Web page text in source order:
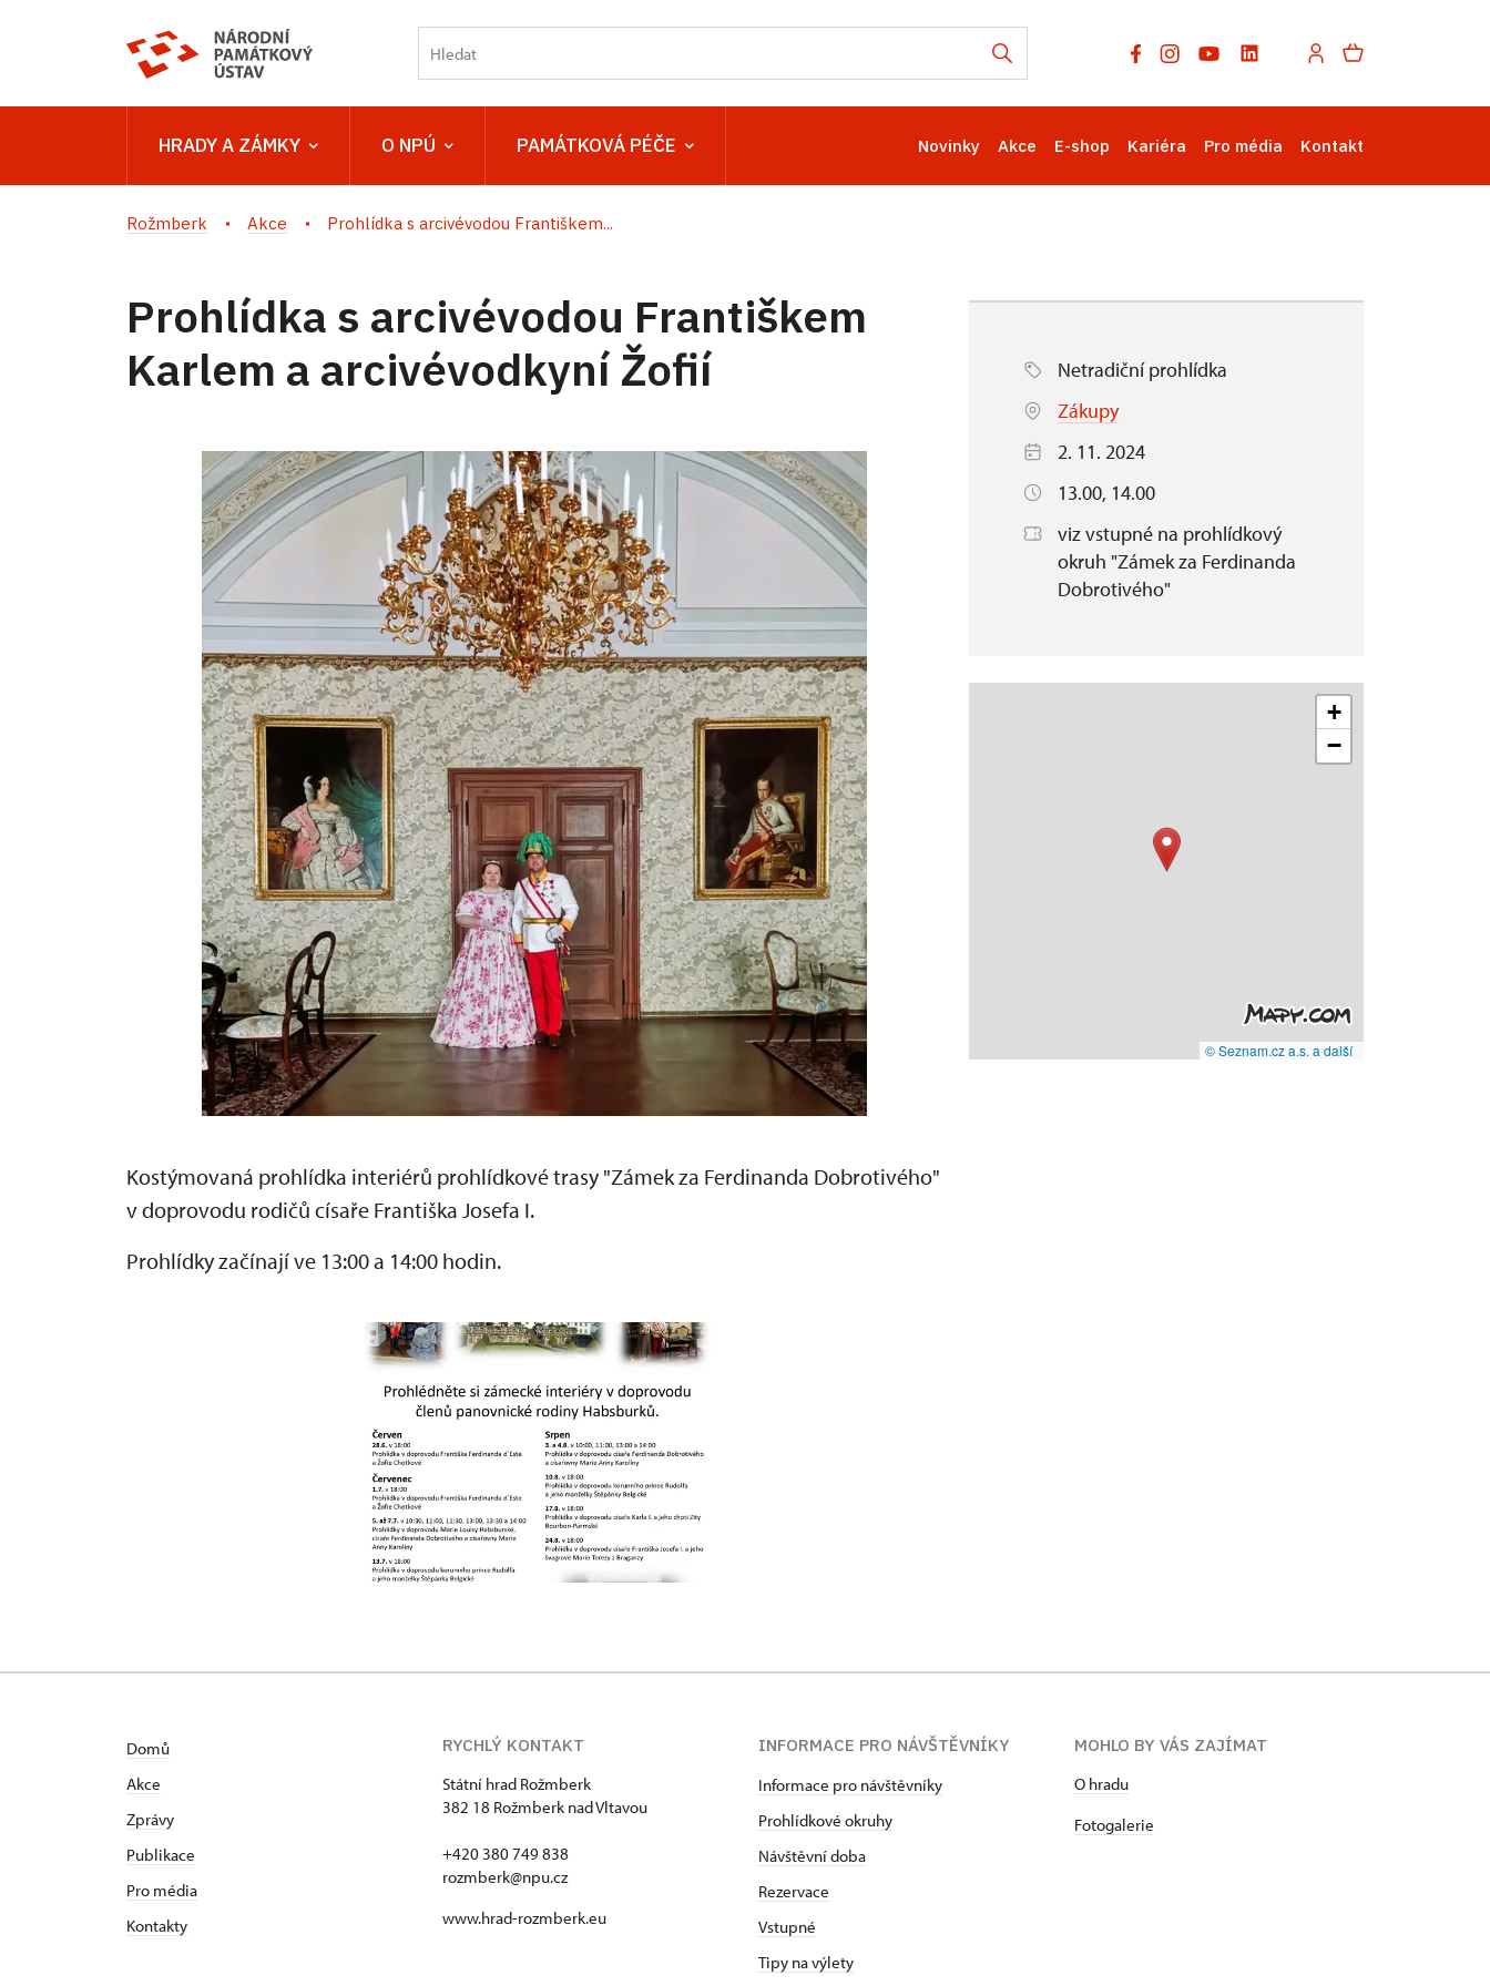
HRADY A ZÁMKY O NPÚ PAMÁTKOVÁ PÉČE Novinky Akce E-shop Kariéra Pro média Kontakt
Rožmberk Akce Prohlídka s arcivévodou Františkem...
Prohlídka s arcivévodou Františkem
Karlem a arcivévodkyní Žofií
Kostýmovaná prohlídka interiérů prohlídkové trasy "Zámek za Ferdinanda Dobrotivého"
v doprovodu rodičů císaře Františka Josefa I.
Prohlídky začínají ve 13:00 a 14:00 hodin.
Netradiční prohlídka
Zákupy
2. 11. 2024
13.00, 14.00
viz vstupné na prohlídkový
okruh "Zámek za Ferdinanda
Dobrotivého"
+
−
© Seznam.cz a.s. a další
Domů
Akce
Zprávy
Publikace
Pro média
Kontakty
RYCHLÝ KONTAKT
Státní hrad Rožmberk
382 18 Rožmberk nad Vltavou
+420 380 749 838
rozmberk@npu.cz
www.hrad-rozmberk.eu
INFORMACE PRO NÁVŠTĚVNÍKY
Informace pro návštěvníky
Prohlídkové okruhy
Návštěvní doba
Rezervace
Vstupné
Tipy na výlety
MOHLO BY VÁS ZAJÍMAT
O hradu
Fotogalerie